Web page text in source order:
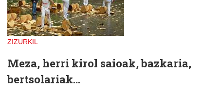
ZIZURKIL
Meza, herri kirol saioak, bazkaria,
bertsolariak...